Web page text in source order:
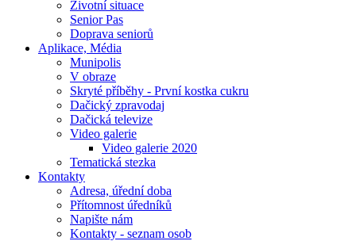
Životní situace
Senior Pas
Doprava seniorů
Aplikace, Média
Munipolis
V obraze
Skryté příběhy - První kostka cukru
Dačický zpravodaj
Dačická televize
Video galerie
Video galerie 2020
Tematická stezka
Kontakty
Adresa, úřední doba
Přítomnost úředníků
Napište nám
Kontakty - seznam osob